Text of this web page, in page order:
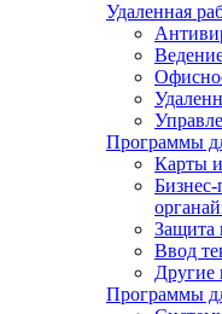
Удаленная
Программы
Карты
Защита
Ввод
Другие
Программы